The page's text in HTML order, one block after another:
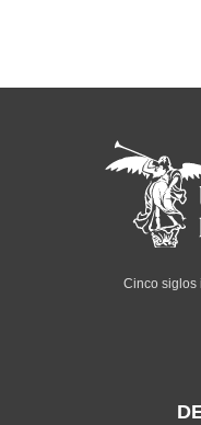
Cinco siglos